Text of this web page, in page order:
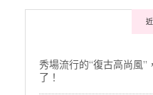
秀場流行的“復古高尚風”
了！